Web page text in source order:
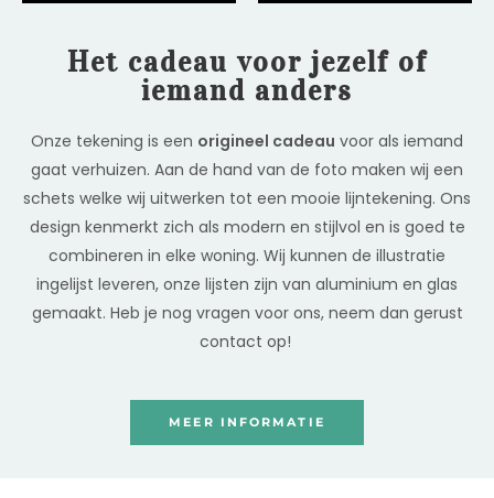
Het cadeau voor jezelf of
iemand anders
Onze tekening is een origineel cadeau voor als iemand
gaat verhuizen. Aan de hand van de foto maken wij een
schets welke wij uitwerken tot een mooie lijntekening. Ons
design kenmerkt zich als modern en stijlvol en is goed te
combineren in elke woning. Wij kunnen de illustratie
ingelijst leveren, onze lijsten zijn van aluminium en glas
gemaakt. Heb je nog vragen voor ons, neem dan gerust
contact op!
MEER INFORMATIE